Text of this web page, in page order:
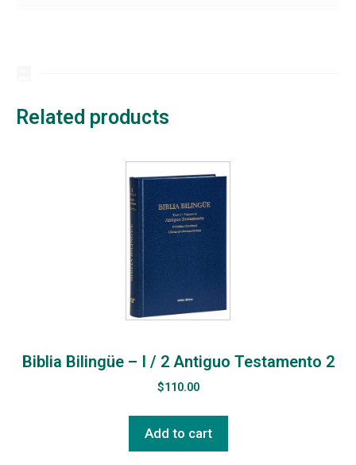
Related products
Biblia Bilingüe – I / 2 Antiguo Testamento 2
$110.00
Add to cart